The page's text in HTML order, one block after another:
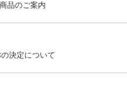
品のご案内
決定について